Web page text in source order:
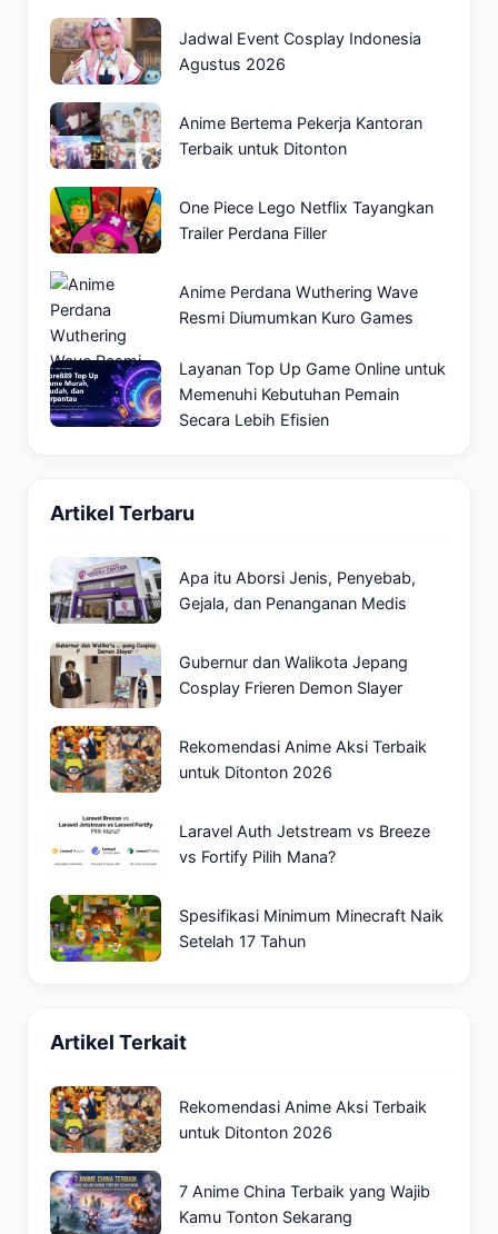
Jadwal Event Cosplay Indonesia
Agustus 2026
Anime Bertema Pekerja Kantoran
Terbaik untuk Ditonton
One Piece Lego Netflix Tayangkan
Trailer Perdana Filler
Anime Perdana Wuthering Wave
Resmi Diumumkan Kuro Games
Layanan Top Up Game Online untuk
Memenuhi Kebutuhan Pemain
Secara Lebih Efisien
Artikel Terbaru
Apa itu Aborsi Jenis, Penyebab,
Gejala, dan Penanganan Medis
Gubernur dan Walikota Jepang
Cosplay Frieren Demon Slayer
Rekomendasi Anime Aksi Terbaik
untuk Ditonton 2026
Laravel Auth Jetstream vs Breeze
vs Fortify Pilih Mana?
Spesifikasi Minimum Minecraft Naik
Setelah 17 Tahun
Artikel Terkait
Rekomendasi Anime Aksi Terbaik
untuk Ditonton 2026
7 Anime China Terbaik yang Wajib
Kamu Tonton Sekarang